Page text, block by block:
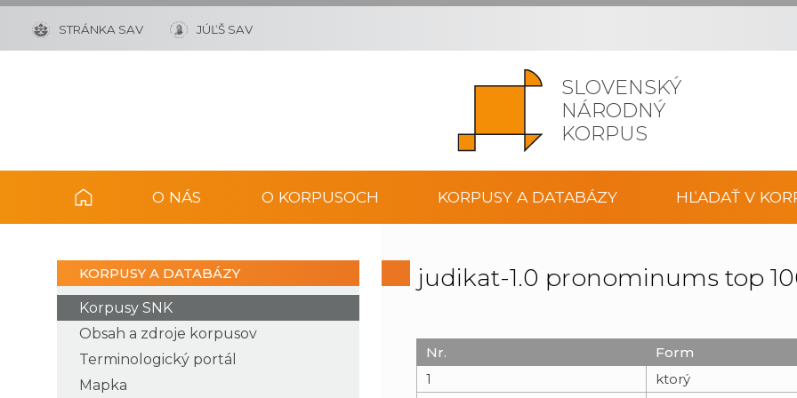
SLOVENSKÝ
NÁRODNÝ
KORPUS
STRÁNKA SAV JÚĽŠ SAV
O NÁS O KORPUSOCH KORPUSY A DATABÁZY HĽADAŤ V
KORPUSY A DATABÁZY
Korpusy SNK
Obsah a zdroje korpusov
Terminologický portál
Mapka
judikat-1.0 pronominums top
Nr. Form
1
ktorý